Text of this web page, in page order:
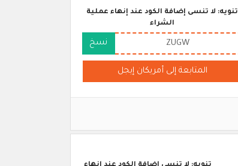
تنويه: لا تنسى إضافة الكود عند إنهاء عملية
الشراء
ZUGW نسخ
المتابعة إلى أمريكان إيجل